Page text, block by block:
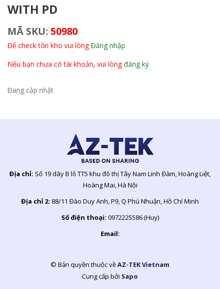
WITH PD
MÃ SKU: 50980
Để check tồn kho vui lòngĐăng nhập
Nếu bạn chưa có tài khoản, vui lòngđăng ký
Đang cập nhật
Địa chỉ: Số 19 dãy B lô TT5 khu đô thị Tây Nam Linh Đàm, Hoàng Liệt,
Hoàng Mai, Hà Nội
Địa chỉ 2: 88/11 Đào Duy Anh, P9, Q Phú Nhuận, Hồ Chí Minh
Số điện thoại: 0972225586 (Huy)
Email:
© Bản quyền thuộc vềAZ-TEK Vietnam
Cung cấp bởi Sapo